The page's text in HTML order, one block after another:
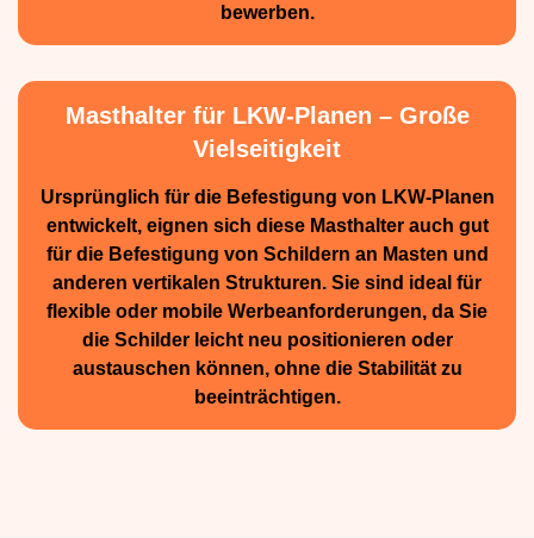
bewerben.
Masthalter für LKW-Planen – Große
Vielseitigkeit
Ursprünglich für die Be­festigung von LKW-Planen
entwickelt, eignen sich diese Masthalter auch gut
für die Befestigung von Schildern an Masten und
anderen vertikalen Strukturen. Sie sind ideal für
flexible oder mobile Werbean­forderungen, da Sie
die Schilder leicht neu positio­nieren oder
austauschen können, ohne die Stabilität zu
beeinträchtigen.